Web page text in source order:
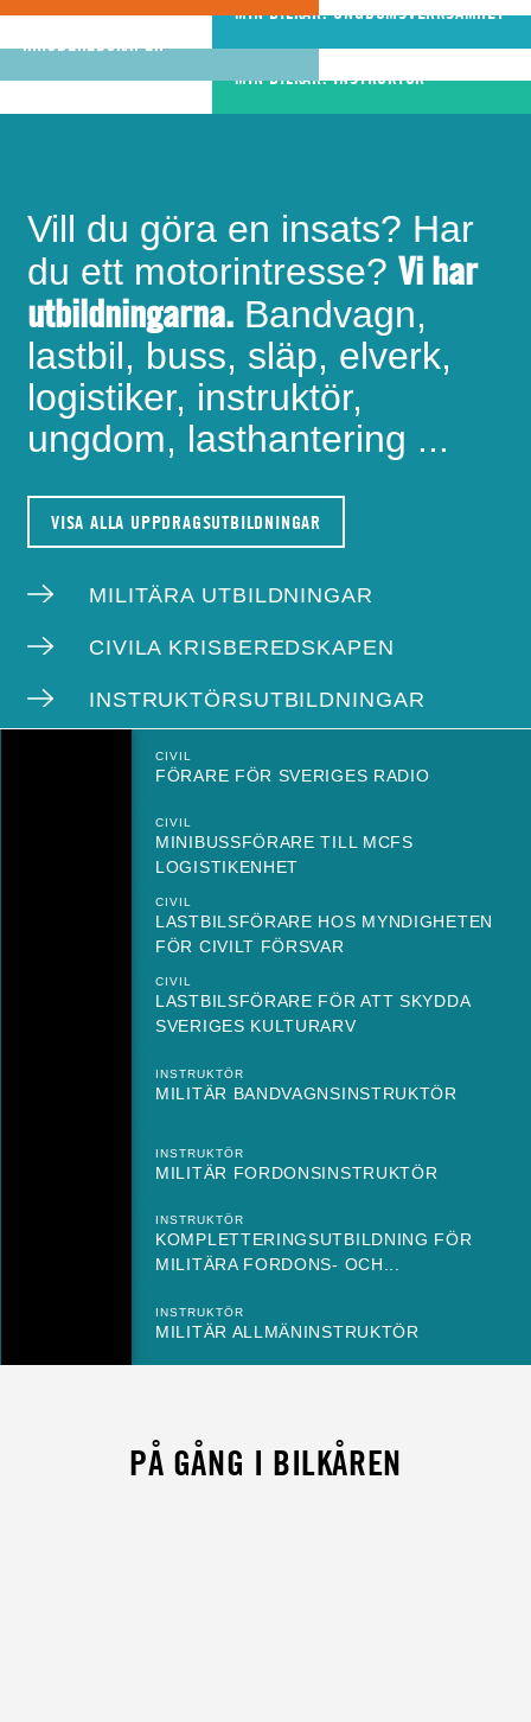
MIN BILKÅR: UNGDOMSVERKSAMHET
MIN BILKÅR: CIVILA
KRISBEREDSKAPEN
riktigt bra
bandvagnsförare
MIN BILKÅR: INSTRUKTÖR
Vill du göra en insats? Har
du ett motorintresse? Vi har
utbildningarna. Bandvagn,
lastbil, buss, släp, elverk,
logistiker, instruktör,
ungdom, lasthantering ...
VISA ALLA UPPDRAGSUTBILDNINGAR
MILITÄRA UTBILDNINGAR
CIVILA KRISBEREDSKAPEN
INSTRUKTÖRSUTBILDNINGAR
CIVIL
FÖRARE FÖR SVERIGES RADIO
CIVIL
MINIBUSSFÖRARE TILL MCFS
LOGISTIKENHET
CIVIL
LASTBILSFÖRARE HOS MYNDIGHETEN
FÖR CIVILT FÖRSVAR
CIVIL
LASTBILSFÖRARE FÖR ATT SKYDDA
SVERIGES KULTURARV
INSTRUKTÖR
MILITÄR BANDVAGNSINSTRUKTÖR
INSTRUKTÖR
MILITÄR FORDONSINSTRUKTÖR
INSTRUKTÖR
KOMPLETTERINGSUTBILDNING FÖR
MILITÄRA FORDONS- OCH...
INSTRUKTÖR
MILITÄR ALLMÄNINSTRUKTÖR
PÅ GÅNG I BILKÅREN